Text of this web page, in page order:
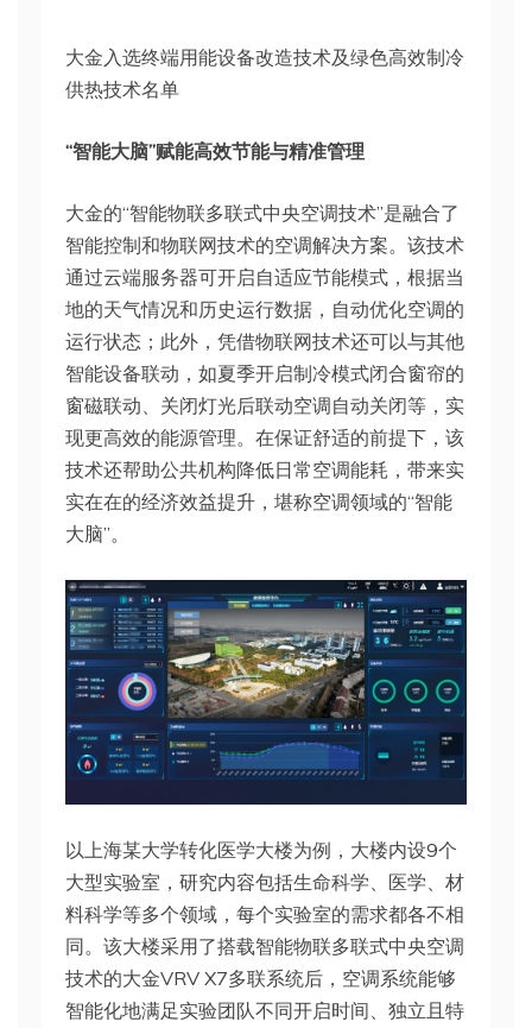
大金入选终端用能设备改造技术及绿色高效制冷
供热技术名单
“智能大脑”赋能高效节能与精准管理
大金的“智能物联多联式中央空调技术”是融合了
智能控制和物联网技术的空调解决方案。该技术
通过云端服务器可开启自适应节能模式，根据当
地的天气情况和历史运行数据，自动优化空调的
运行状态；此外，凭借物联网技术还可以与其他
智能设备联动，如夏季开启制冷模式闭合窗帘的
窗磁联动、关闭灯光后联动空调自动关闭等，实
现更高效的能源管理。在保证舒适的前提下，该
技术还帮助公共机构降低日常空调能耗，带来实
实在在的经济效益提升，堪称空调领域的“智能
大脑”。
以上海某大学转化医学大楼为例，大楼内设9个
大型实验室，研究内容包括生命科学、医学、材
料科学等多个领域，每个实验室的需求都各不相
同。该大楼采用了搭载智能物联多联式中央空调
技术的大金VRV X7多联系统后，空调系统能够
智能化地满足实验团队不同开启时间、独立且特